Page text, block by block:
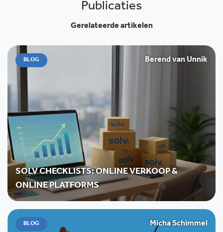
Publicaties
Gerelateerde artikelen
BLOG Berend van Unnik
SOLV CHECKLISTS: ONLINE VERKOOP &
ONLINE PLATFORMS
BLOG Micha Schimmel